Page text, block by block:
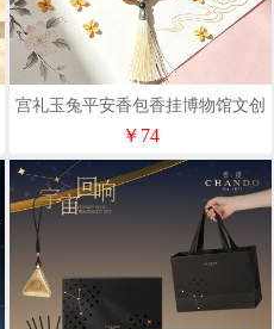
宫礼玉兔平安香包香挂博物馆文创
包挂生日礼物伴手礼
￥74